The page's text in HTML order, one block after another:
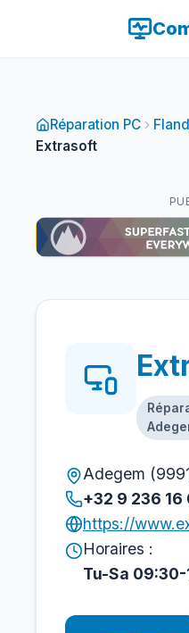
Réparation PC
Extrasoft
Adegem
+32 9 236 16
https://
Horaires :
Tu-Sa